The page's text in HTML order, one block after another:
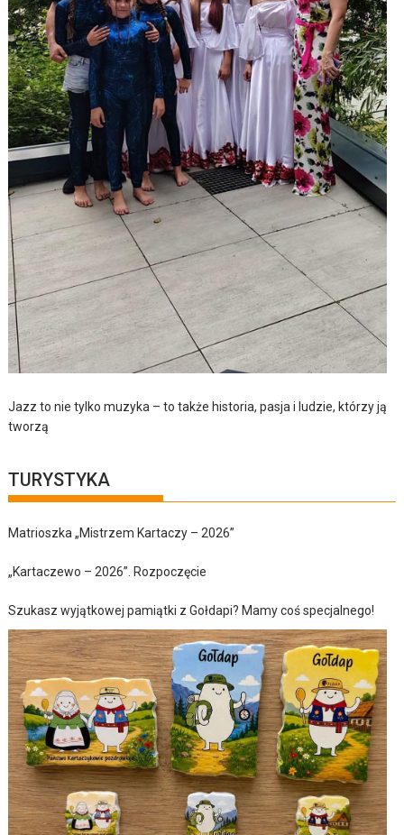
Jazz to nie tylko muzyka – to także historia, pasja i ludzie, którzy ją
tworzą
TURYSTYKA
Matrioszka „Mistrzem Kartaczy – 2026”
„Kartaczewo – 2026”. Rozpoczęcie
Szukasz wyjątkowej pamiątki z Gołdapi? Mamy coś specjalnego!